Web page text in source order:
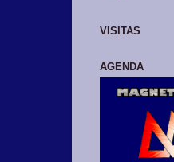
VISITAS
AGENDA